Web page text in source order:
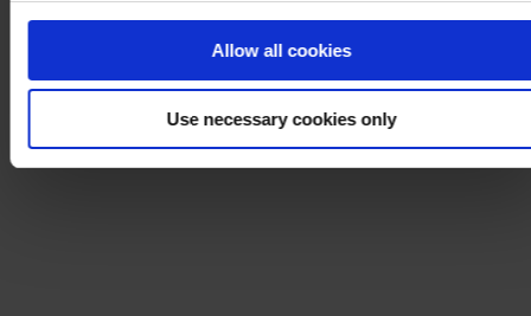
Allow all cookies
Use necessary cookies only